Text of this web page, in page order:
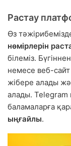
Растау
Өз
нөмірлерін
білеміз.
немесе веб-
жібере алады
алады. Telegram
баламаларға
ыңғайлы.